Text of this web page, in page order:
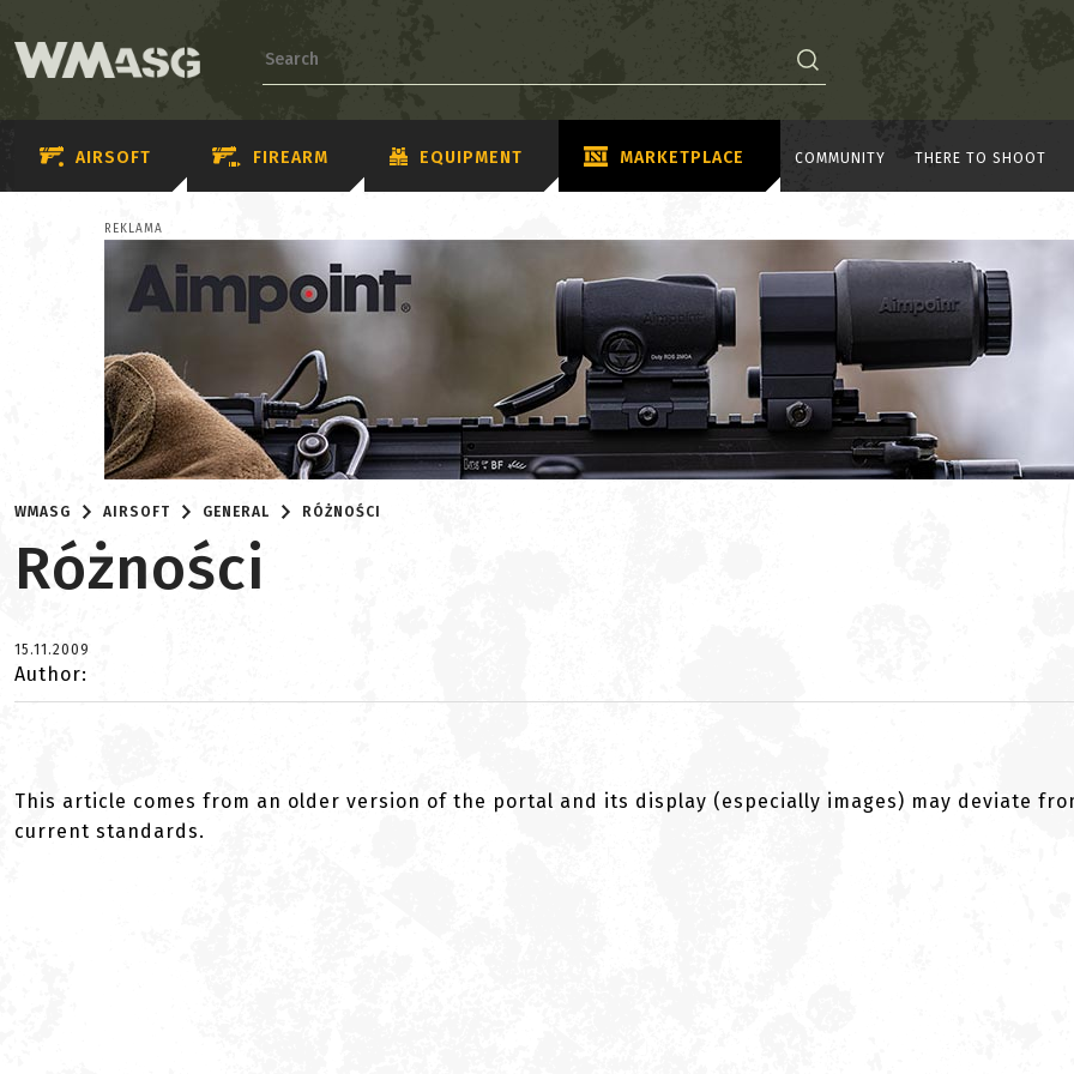
AIRSOFT FIREARM EQUIPMENT MARKETPLACE COMMUNITY THERE TO SHOOT
REKLAMA
WMASG AIRSOFT GENERAL RÓŻNOŚCI
Różności
15.11.2009
Author:
This article comes from an older version of the portal and its display (especially images) may deviate
current standards.